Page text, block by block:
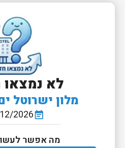
לא נמצאו
מלון ישרוטל
event_note
2026
מה אפשר